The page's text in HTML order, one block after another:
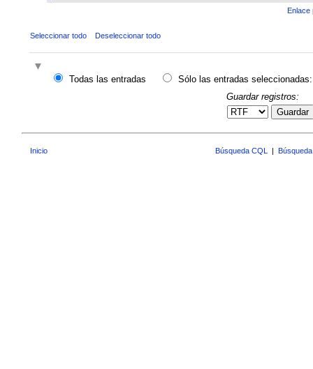
Enlace
Seleccionar todo Deseleccionar todo
Todas las entradas
Sólo las entradas seleccionadas:
Guardar registros:
Guardar
Inicio Búsqueda CQL